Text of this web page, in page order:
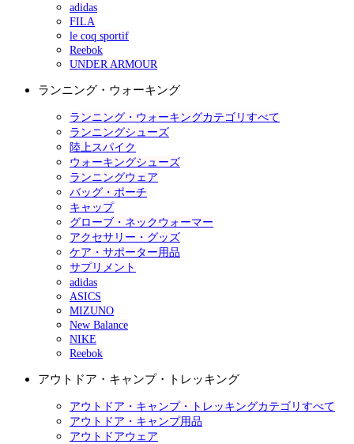
adidas
FILA
le coq sportif
Reebok
UNDER ARMOUR
ランニング・ウォーキング
ランニング・ウォーキングカテゴリすべて
ランニングシューズ
陸上スパイク
ウォーキングシューズ
ランニングウェア
バッグ・ポーチ
キャップ
グローブ・ネックウォーマー
アクセサリー・グッズ
ケア・サポーター用品
サプリメント
adidas
ASICS
MIZUNO
New Balance
NIKE
Reebok
アウトドア・キャンプ・トレッキング
アウトドア・キャンプ・トレッキングカテゴリすべて
アウトドア・キャンプ用品
アウトドアウェア